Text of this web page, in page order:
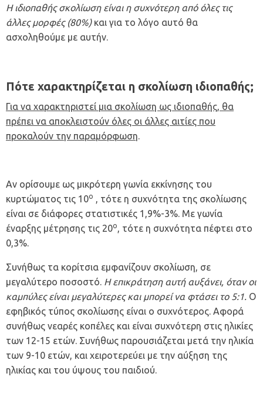
Η ιδιοπαθής σκολίωση είναι η συχνότερη από όλες τις
άλλες μορφές (80%)και για το λόγο αυτό θα
ασχοληθούμε με αυτήν.
Πότε χαρακτηρίζεται η σκολίωση ιδιοπαθής;
Για να χαρακτηριστεί μια σκολίωση ως ιδιοπαθής, θα
πρέπει να αποκλειστούν όλες οι άλλες αιτίες που
προκαλούν την παραμόρφωση.
Αν ορίσουμε ως μικρότερη γωνία εκκίνησης του
κυρτώματος τις 10ο , τότε η συχνότητα της σκολίωσης
είναι σε διάφορες στατιστικές 1,9%-3%. Με γωνία
έναρξης μέτρησης τις 20ο, τότε η συχνότητα πέφτει στο
0,3%.
Συνήθως τα κορίτσια εμφανίζουν σκολίωση, σε
μεγαλύτερο ποσοστό. Η επικράτηση αυτή αυξάνει, όταν οι
καμπύλες είναι μεγαλύτερες και μπορεί να φτάσει το 5:1. Ο
εφηβικός τύπος σκολίωσης είναι ο συχνότερος. Αφορά
συνήθως νεαρές κοπέλες και είναι συχνότερη στις ηλικίες
των 12-15 ετών. Συνήθως παρουσιάζεται μετά την ηλικία
των 9-10 ετών, και χειροτερεύει με την αύξηση της
ηλικίας και του ύψους του παιδιού.